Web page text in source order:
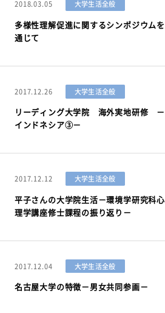
2018.03.05 大学生活全般
多様性理解促進に関するシンポジウムを
通じて
2017.12.26 大学生活全般
リーディング大学院 海外実地研修 －
インドネシア③－
2017.12.12 大学生活全般
平子さんの大学院生活－環境学研究科心
理学講座修士課程の振り返り－
2017.12.04 大学生活全般
名古屋大学の特徴－男女共同参画－